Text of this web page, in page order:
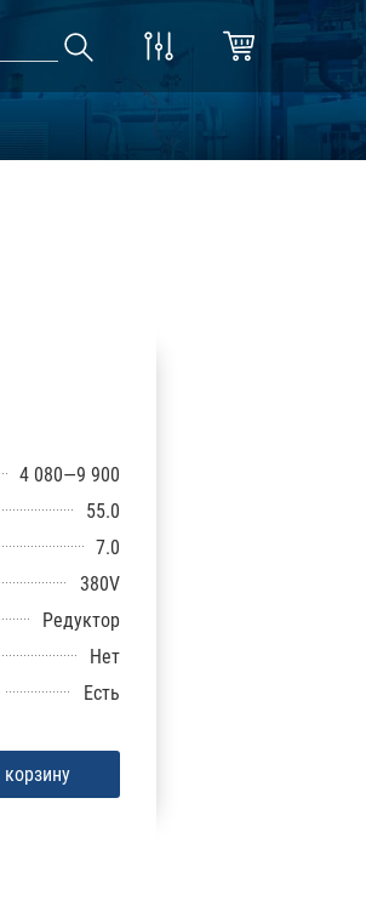
4 080—9 900
55.0
7.0
380V
Редуктор
Нет
Есть